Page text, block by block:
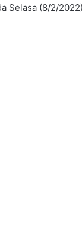
Selasa (8/2/